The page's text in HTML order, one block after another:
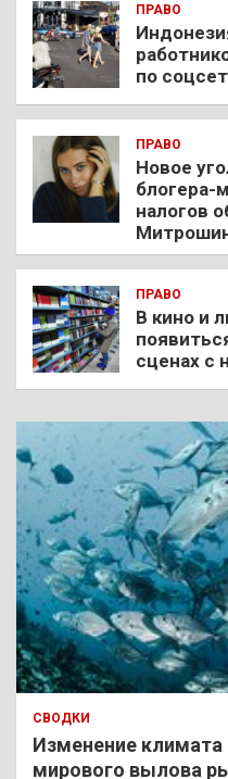
ПРАВО
по
ПРАВО
Новое
блогера-
налогов
ПРАВО
В кино и
сценах с
СВОДКИ
Изменение климата
мирового вылова